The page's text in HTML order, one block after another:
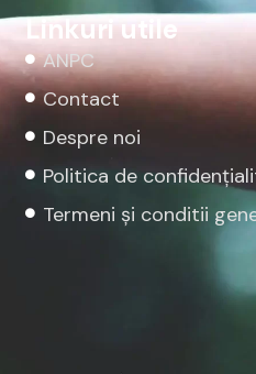
Linkuri utile
ANPC
Contact
Despre noi
Politica de
Termeni și conditii